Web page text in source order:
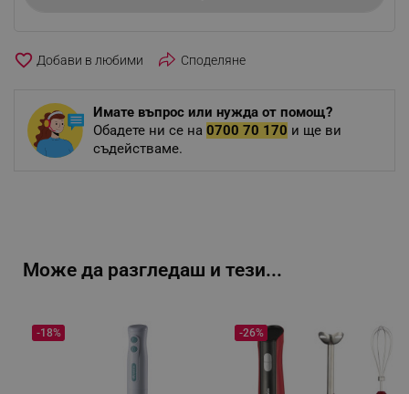
favorite_border Споделяне
Имате въпрос или нужда от помощ?
Обадете ни се на 0700 70 170 и ще ви
съдействаме.
Може да разгледаш и тези...
-18% -26%